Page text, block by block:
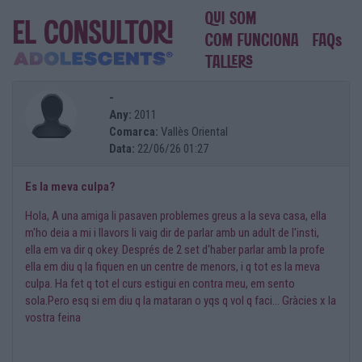
-
Any: 2011
Comarca: Vallès Oriental
Data: 22/06/26 01:27
Es la meva culpa?
Hola, A una amiga li pasaven problemes greus a la seva casa, ella
m'ho deia a mi i llavors li vaig dir de parlar amb un adult de l'insti,
ella em va dir q okey. Després de 2 set d'haber parlar amb la profe
ella em diu q la fiquen en un centre de menors, i q tot es la meva
culpa. Ha fet q tot el curs estigui en contra meu, em sento
sola.Pero esq si em diu q la mataran o yqs q vol q faci... Gràcies x la
vostra feina